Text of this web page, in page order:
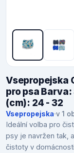
Vsepropejska
pro psa
(cm): 24 - 32
Vsepropejska·v 1
Ideální volba pro
psy je navržen tak,
čistoty v